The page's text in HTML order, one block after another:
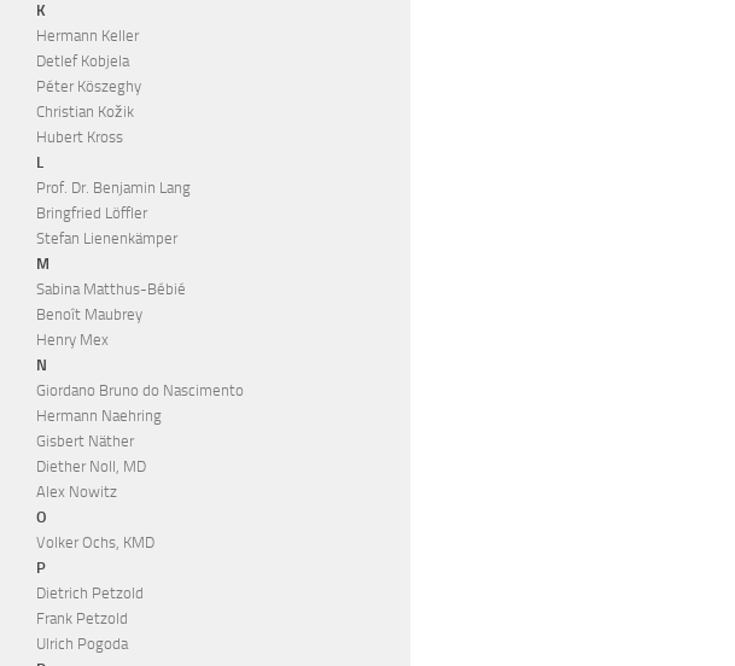
K
Hermann Keller
Detlef Kobjela
Péter Köszeghy
Christian Kožik
Hubert Kross
L
Prof. Dr. Benjamin Lang
Bringfried Löffler
Stefan Lienenkämper
M
Sabina Matthus-Bébié
Benoît Maubrey
Henry Mex
N
Giordano Bruno do Nascimento
Hermann Naehring
Gisbert Näther
Diether Noll, MD
Alex Nowitz
O
Volker Ochs, KMD
P
Dietrich Petzold
Frank Petzold
Ulrich Pogoda